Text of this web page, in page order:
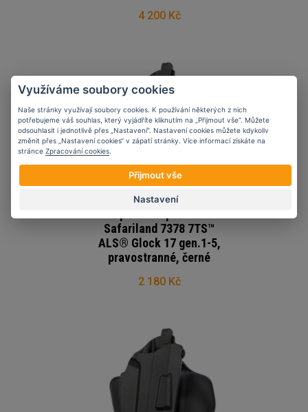
4 200 Kč
Safariland 7378 7TS™
ALS® Glock 17 gen.1-5,
pravostranné, černé
2 180 Kč
Využíváme soubory cookies
Naše stránky využívají soubory cookies. K používání některých z nich
potřebujeme váš souhlas, který vyjádříte kliknutím na „Přijmout vše“. Můžete
odsouhlasit i jednotlivě přes „Nastavení“. Nastavení cookies můžete kdykoliv
změnit přes „Nastavení cookies“ v zápatí stránky. Více informací získáte na
stránce Zpracování cookies
Přijmout vše
Nastavení